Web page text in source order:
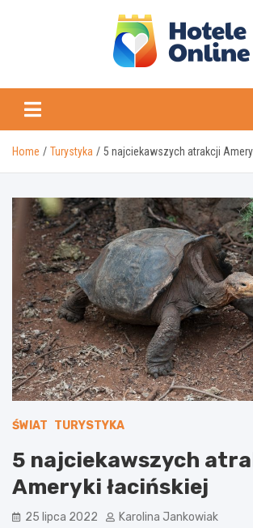
Home Turystyka 5 najciekawszych atrakcji
ŚWIAT TURYSTYKA
5 najciekawszych
Ameryki łacińskiej
25 lipca 2022 Karolina Jankowiak